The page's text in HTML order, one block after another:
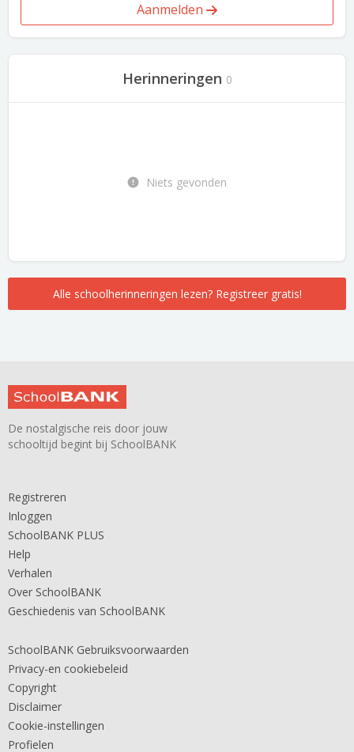
Aanmelden
Herinneringen 0
Niets gevonden
Alle schoolherinneringen lezen? Registreer gratis!
De nostalgische reis door jouw
schooltijd begint bij SchoolBANK
Registreren
Inloggen
SchoolBANK PLUS
Help
Verhalen
Over SchoolBANK
Geschiedenis van SchoolBANK
SchoolBANK Gebruiksvoorwaarden
Privacy-en cookiebeleid
Copyright
Disclaimer
Cookie-instellingen
Profielen